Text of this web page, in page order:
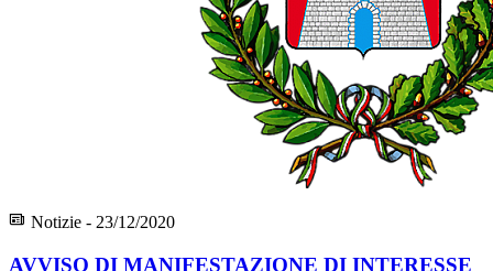
Notizie - 23/12/2020
AVVISO DI MANIFESTAZIONE DI INTERESSE